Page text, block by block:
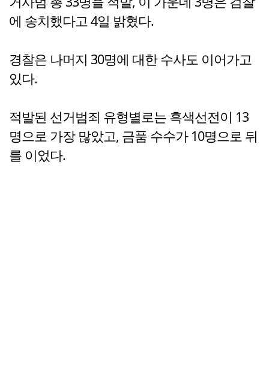
에 송치했다고 4일 밝혔다.
경찰은 나머지 30명에 대한 수사도 이어가고
있다.
적발된 선거범죄 유형별로는 흑색선전이 13
명으로 가장 많았고, 금품 수수가 10명으로 뒤
를 이었다.